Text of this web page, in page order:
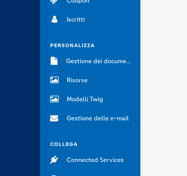
Iscritti
PERSONALIZZA
Gestione dei documenti
Risorse
Modelli Twig
Gestione delle e-mail
COLLEGA
Connected Services